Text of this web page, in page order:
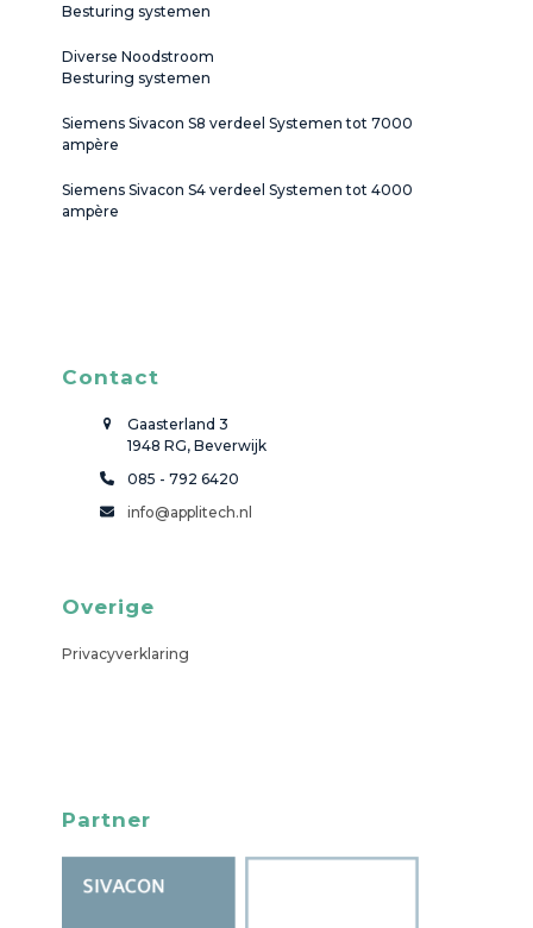
Besturing systemen
Diverse Noodstroom
Besturing systemen
Siemens Sivacon S8 verdeel Systemen tot 7000
ampère
Siemens Sivacon S4 verdeel Systemen tot 4000
ampère
Contact
Gaasterland 3
1948 RG, Beverwijk
085 - 792 6420
info@applitech.nl
Overige
Privacyverklaring
Partner